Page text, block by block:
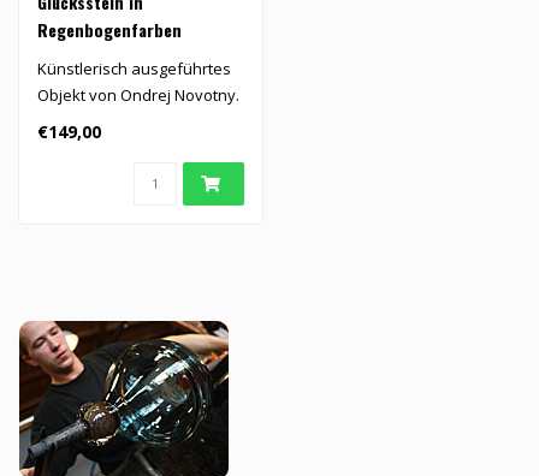
Regenbogenfarben
Künstlerisch ausgeführtes
Objekt von Ondrej Novotny.
€149,00